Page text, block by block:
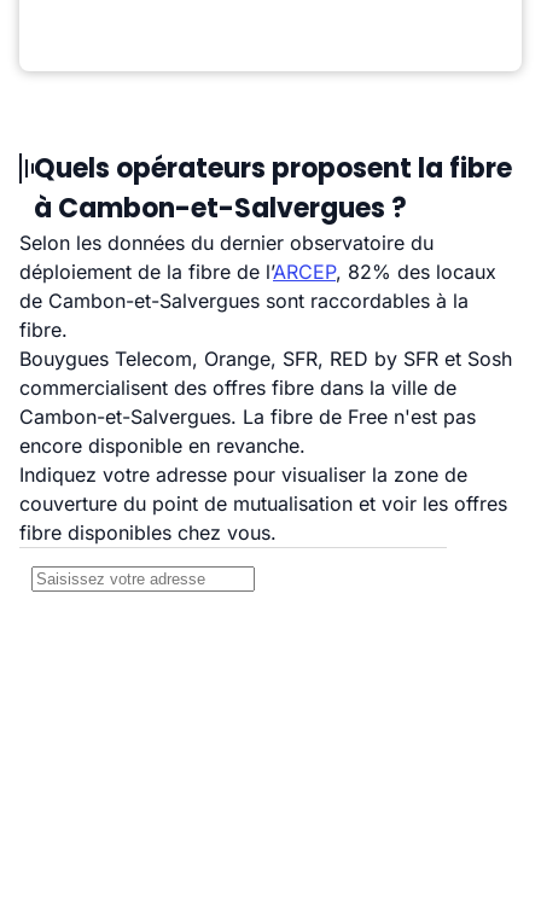
Quels opérateurs proposent la fibre
à Cambon-et-Salvergues ?
Selon les données du dernier observatoire du
déploiement de la fibre de l’ARCEP, 82% des locaux
de Cambon-et-Salvergues sont raccordables à la
fibre.
Bouygues Telecom, Orange, SFR, RED by SFR et Sosh
commercialisent des offres fibre dans la ville de
Cambon-et-Salvergues. La fibre de Free n'est pas
encore disponible en revanche.
Indiquez votre adresse pour visualiser la zone de
couverture du point de mutualisation et voir les offres
fibre disponibles chez vous.